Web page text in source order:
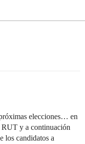
elecciones… en
RUT y a continuación
los candidatos a